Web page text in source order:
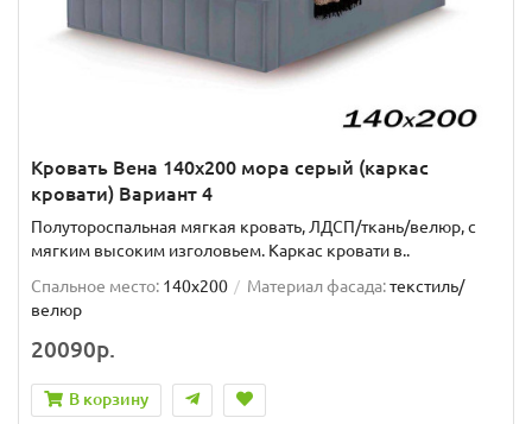
Кровать Вена 140х200 мора серый (каркас
кровати) Вариант 4
Полутороспальная мягкая кровать, ЛДСП/ткань/велюр, с
мягким высоким изголовьем. Каркас кровати в..
Спальное место: 140x200 Материал фасада:текстиль/
велюр
20090р.
В корзину